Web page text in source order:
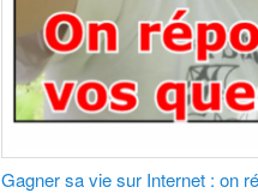
Gagner sa vie sur Internet : on